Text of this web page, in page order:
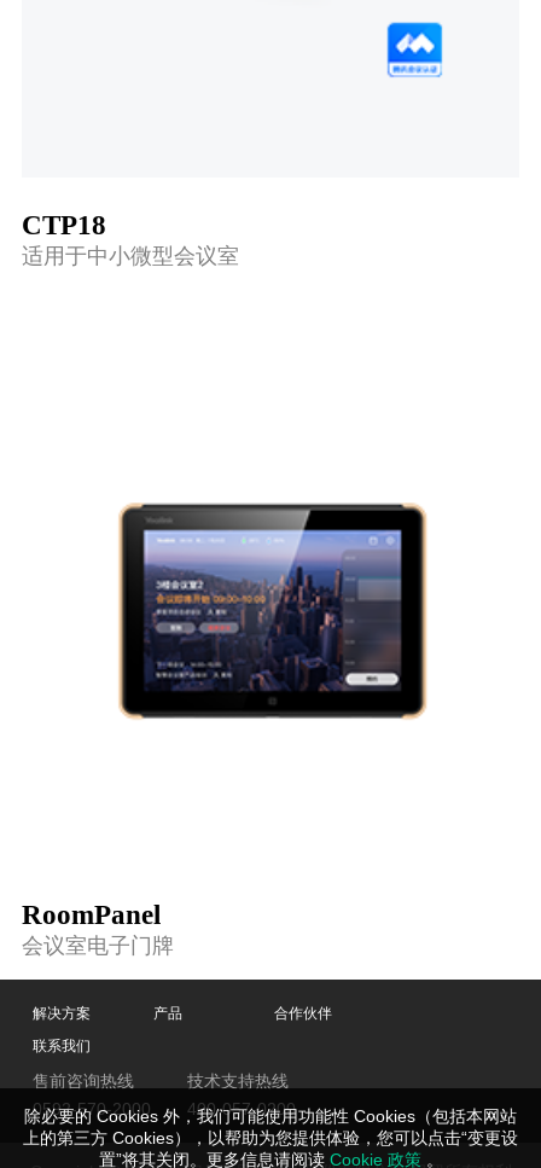
CTP18
适用于中小微型会议室
RoomPanel
会议室电子门牌
解决方案 产品
合作伙伴
联系我们
售前咨询热线
0592-570-2000
技术支持热线
400-057-0200
除必要的 Cookies 外，我们可能使用功能性 Cookies（包括本网站
上的第三方 Cookies），以帮助为您提供体验，您可以点击“变更设
置”将其关闭。更多信息请阅读 Cookie 政策 。